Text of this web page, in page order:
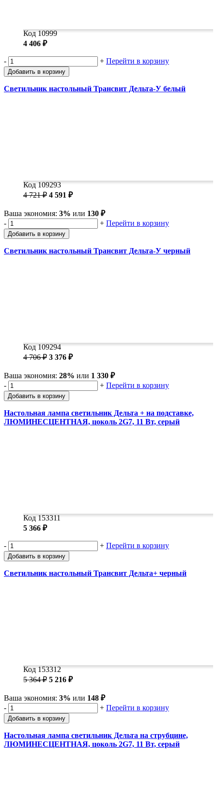
Код 10999
4 406 ₽
- + Перейти в корзину
Добавить в корзину
Светильник настольный Трансвит Дельта-У белый
Код 109293
4 721 ₽ 4 591 ₽
Ваша экономия: 3% или 130 ₽
-
+ Перейти в корзину
Добавить в корзину
Светильник настольный Трансвит Дельта-У черный
Код 109294
4 706 ₽ 3 376 ₽
Ваша экономия: 28% или 1 330 ₽
-
+ Перейти в корзину
Добавить в корзину
Настольная лампа светильник Дельта + на подставке,
ЛЮМИНЕСЦЕНТНАЯ, цоколь 2G7, 11 Вт, серый
Код 153311
5 366 ₽
- + Перейти в корзину
Добавить в корзину
Светильник настольный Трансвит Дельта+ черный
Код 153312
5 364 ₽ 5 216 ₽
Ваша экономия: 3% или 148 ₽
-
+ Перейти в корзину
Добавить в корзину
Настольная лампа светильник Дельта на струбцине,
ЛЮМИНЕСЦЕНТНАЯ, цоколь 2G7, 11 Вт, серый